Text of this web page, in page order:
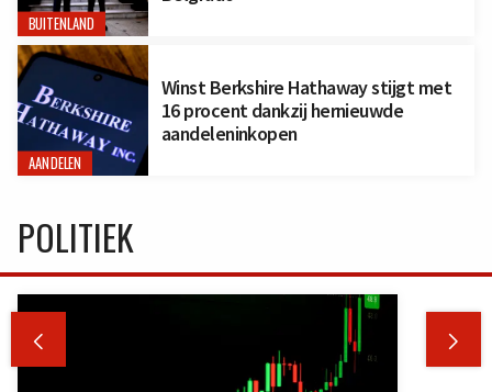
BUITENLAND
AANDELEN
Winst Berkshire Hathaway stijgt met
16 procent dankzij hernieuwde
aandeleninkopen
POLITIEK
 